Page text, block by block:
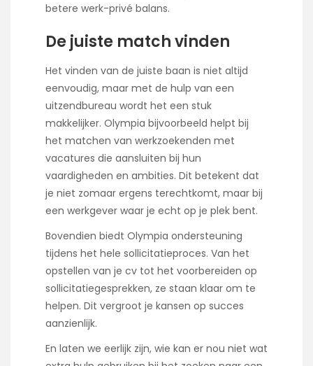
betere werk-privé balans.
De juiste match vinden
Het vinden van de juiste baan is niet altijd
eenvoudig, maar met de hulp van een
uitzendbureau wordt het een stuk
makkelijker. Olympia bijvoorbeeld helpt bij
het matchen van werkzoekenden met
vacatures die aansluiten bij hun
vaardigheden en ambities. Dit betekent dat
je niet zomaar ergens terechtkomt, maar bij
een werkgever waar je echt op je plek bent.
Bovendien biedt Olympia ondersteuning
tijdens het hele sollicitatieproces. Van het
opstellen van je cv tot het voorbereiden op
sollicitatiegesprekken, ze staan klaar om te
helpen. Dit vergroot je kansen op succes
aanzienlijk.
En laten we eerlijk zijn, wie kan er nou niet wat